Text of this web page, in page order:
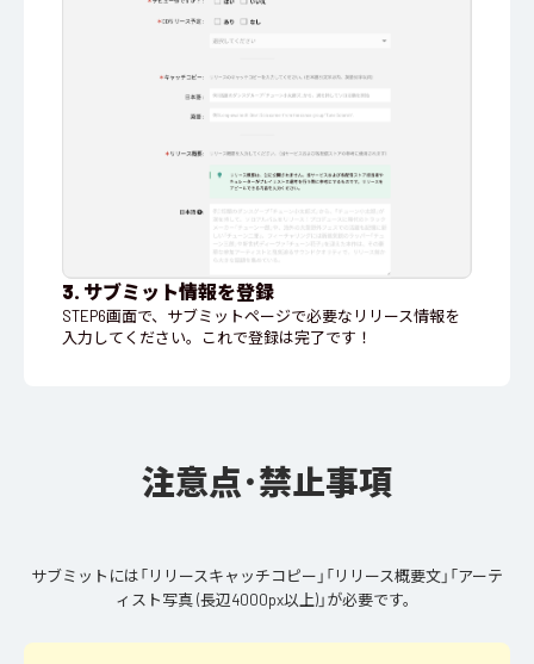
3. サブミット情報を登録
STEP6画面で、サブミットページで必要なリリース情報を
入力してください。これで登録は完了です！
注意点･禁止事項
サブミットには「リリースキャッチコピー」「リリース概要文」「アーテ
ィスト写真 (長辺4000px以上)」が必要です。